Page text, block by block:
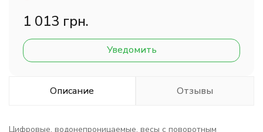
1 013 грн.
Уведомить
Описание Отзывы
Цифровые, водонепроницаемые, весы с поворотным